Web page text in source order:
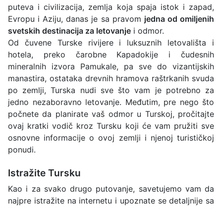
puteva i civilizacija, zemlja koja spaja istok i zapad,
Evropu i Aziju, danas je sa pravom jedna od omiljenih
svetskih destinacija za letovanje i odmor.
Od čuvene Turske rivijere i luksuznih letovališta i
hotela, preko čarobne Kapadokije i čudesnih
mineralnih izvora Pamukale, pa sve do vizantijskih
manastira, ostataka drevnih hramova raštrkanih svuda
po zemlji, Turska nudi sve što vam je potrebno za
jedno nezaboravno letovanje. Međutim, pre nego što
počnete da planirate vaš odmor u Turskoj, pročitajte
ovaj kratki vodič kroz Tursku koji će vam pružiti sve
osnovne informacije o ovoj zemlji i njenoj turističkoj
ponudi.
Istražite Tursku
Kao i za svako drugo putovanje, savetujemo vam da
najpre istražite na internetu i upoznate se detaljnije sa